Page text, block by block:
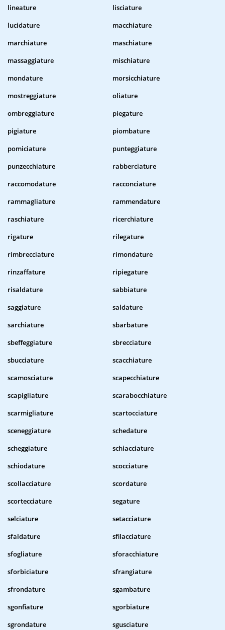
lineature
lisciature
lucidature
macchiature
marchiature
maschiature
massaggiature
mischiature
mondature
morsicchiature
mostreggiature
oliature
ombreggiature
piegature
pigiature
piombature
pomiciature
punteggiature
punzecchiature
rabberciature
raccomodature
racconciature
rammagliature
rammendature
raschiature
ricerchiature
rigature
rilegature
rimbrecciature
rimondature
rinzaffature
ripiegature
risaldature
sabbiature
saggiature
saldature
sarchiature
sbarbature
sbeffeggiature
sbrecciature
sbucciature
scacchiature
scamosciature
scapecchiature
scapigliature
scarabocchiature
scarmigliature
scartocciature
sceneggiature
schedature
scheggiature
schiacciature
schiodature
scocciature
scollacciature
scordature
scortecciature
segature
selciature
setacciature
sfaldature
sfilacciature
sfogliature
sforacchiature
sforbiciature
sfrangiature
sfrondature
sgambature
sgonfiature
sgorbiature
sgrondature
sgusciature